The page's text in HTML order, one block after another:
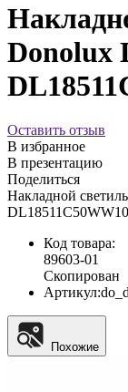
Donolux
Оставить отзыв
В избранное
В презентацию
Поделиться
Накладной
DL18511C50WW10
Код товара:
89603-01
Скопирован
Артикул:
Похожие